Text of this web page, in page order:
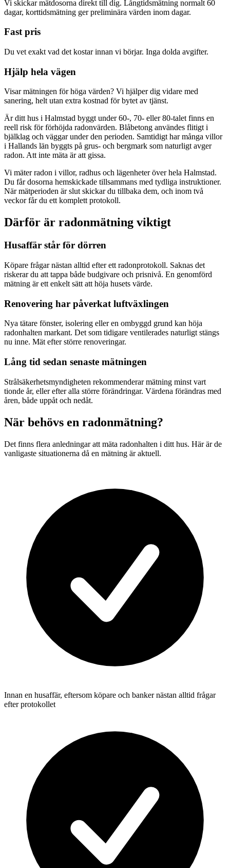
Vi skickar mätdosorna direkt till dig. Långtidsmätning normalt 60
dagar, korttidsmätning ger preliminära värden inom dagar.
Fast pris
Du vet exakt vad det kostar innan vi börjar. Inga dolda avgifter.
Hjälp hela vägen
Visar mätningen för höga värden? Vi hjälper dig vidare med
sanering, helt utan extra kostnad för bytet av tjänst.
Är ditt hus i Halmstad byggt under 60-, 70- eller 80-talet finns en
reell risk för förhöjda radonvärden. Blåbetong användes flitigt i
bjälklag och väggar under den perioden. Samtidigt har många villor
i Hallands län byggts på grus- och bergmark som naturligt avger
radon. Att inte mäta är att gissa.
Vi mäter radon i villor, radhus och lägenheter över hela Halmstad.
Du får dosorna hemskickade tillsammans med tydliga instruktioner.
När mätperioden är slut skickar du tillbaka dem, och inom två
veckor får du ett komplett protokoll.
Därför är radonmätning viktigt
Husaffär står för dörren
Köpare frågar nästan alltid efter ett radonprotokoll. Saknas det
riskerar du att tappa både budgivare och prisnivå. En genomförd
mätning är ett enkelt sätt att höja husets värde.
Renovering har påverkat luftväxlingen
Nya tätare fönster, isolering eller en ombyggd grund kan höja
radonhalten markant. Det som tidigare ventilerades naturligt stängs
nu inne. Mät efter större renoveringar.
Lång tid sedan senaste mätningen
Strålsäkerhetsmyndigheten rekommenderar mätning minst vart
tionde år, eller efter alla större förändringar. Värdena förändras med
åren, både uppåt och nedåt.
När behövs en radonmätning?
Det finns flera anledningar att mäta radonhalten i ditt hus. Här är de
vanligaste situationerna då en mätning är aktuell.
Innan en husaffär, eftersom köpare och banker nästan alltid frågar
efter protokollet